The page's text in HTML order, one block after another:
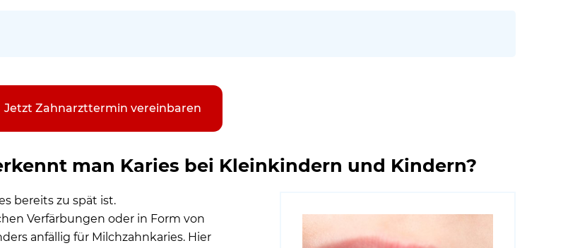
vor Karies an Milchzähnen?
Jetzt Zahnarzttermin vereinbaren
man Karies bei Kleinkindern und Kindern?
bereits zu spät ist.
Verfärbungen oder in Form von
anfällig für Milchzahnkaries. Hier